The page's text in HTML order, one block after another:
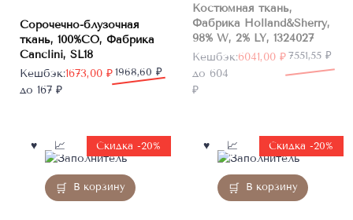
Сорочечно-блузочная
ткань, 100%CO, Фабрика
Canclini, SL18
1968,60 ₽
Первоначальная
цена
1673,00 ₽
Текущая
цена:
Кешбэк:
до 167 ₽
Костюмная ткань,
Фабрика Holland&Sherry,
98% W, 2% LY, 1324027
7551,55 ₽
Первоначальная
цена
составляла
6041,00 ₽
Текущая
цена:
6041,00 ₽.
Кешбэк:
до 604
₽
В корзину
Скидка -20%
В корзину
Скидка -20%